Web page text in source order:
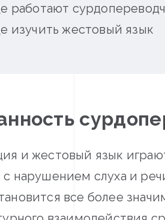
работают
изучить жестовый язык
и жестовый язык
нарушением слуха и
все более